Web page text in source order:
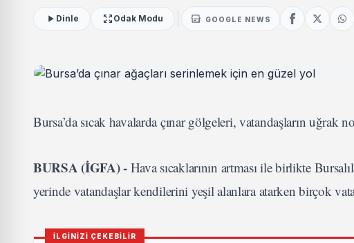
Dinle Odak Modu GOOGLE NEWS
Bursa’da sıcak havalarda çınar gölgeleri, vatandaşların uğrak
BURSA (İGFA) - Hava sıcaklarının artması ile birlikte
yerinde vatandaşlar kendilerini yeşil alanlara atarken birçok
İLGİNİZİ ÇEKEBİLİR